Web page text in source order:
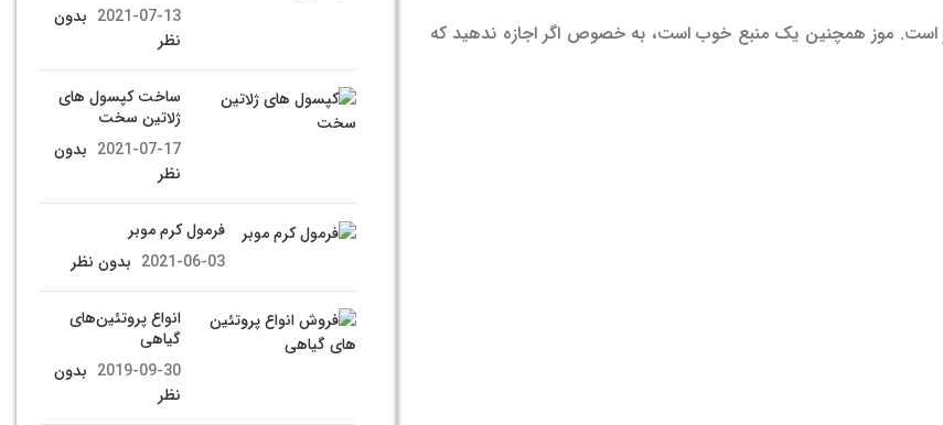
است. موز همچنین یک منبع خوب است، به خصوص اگر اجازه ندهید که
2021-07-13 بدون
نظر
ساخت کپسول های
ژلاتین سخت
2021-07-17 بدون
نظر
فرمول کرم موبر
2021-06-03 بدون نظر
انواع پروتئین‌های
گیاهی
2019-09-30 بدون
نظر